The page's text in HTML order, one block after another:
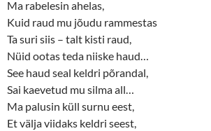
Ma rabelesin ahelas,
Kuid raud mu jõudu rammestas
Ta suri siis – talt kisti raud,
Nüid ootas teda niiske haud…
See haud seal keldri põrandal,
Sai kaevetud mu silma all…
Ma palusin küll surnu eest,
Et välja viidaks keldri seest,